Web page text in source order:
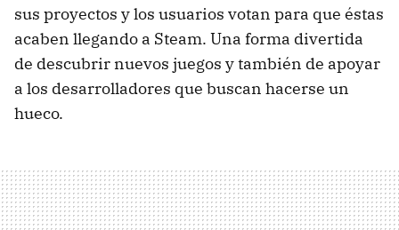
sus proyectos y los usuarios votan para que éstas
acaben llegando a Steam. Una forma divertida
de descubrir nuevos juegos y también de apoyar
a los desarrolladores que buscan hacerse un
hueco.